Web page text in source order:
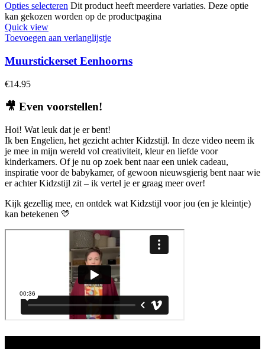
Opties selecteren Dit product heeft meerdere variaties. Deze optie
kan gekozen worden op de productpagina
Quick view
Toevoegen aan verlanglijstje
Muurstickerset Eenhoorns
€14.95
🎥 Even voorstellen!
Hoi! Wat leuk dat je er bent!
Ik ben Engelien, het gezicht achter Kidzstijl. In deze video neem ik
je mee in mijn wereld vol creativiteit, kleur en liefde voor
kinderkamers. Of je nu op zoek bent naar een uniek cadeau,
inspiratie voor de babykamer, of gewoon nieuwsgierig bent naar wie
er achter Kidzstijl zit – ik vertel je er graag meer over!
Kijk gezellig mee, en ontdek wat Kidzstijl voor jou (en je kleintje)
kan betekenen 💛